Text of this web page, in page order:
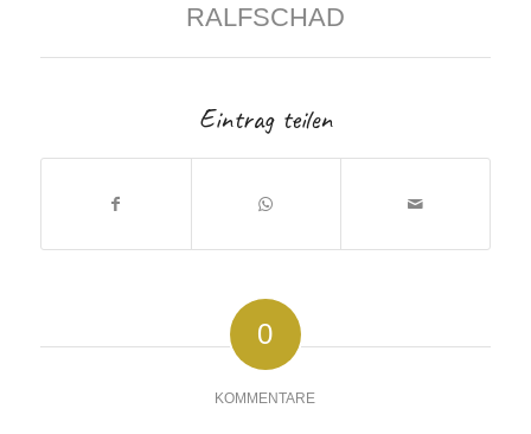
RALFSCHAD
Eintrag teilen
0
KOMMENTARE